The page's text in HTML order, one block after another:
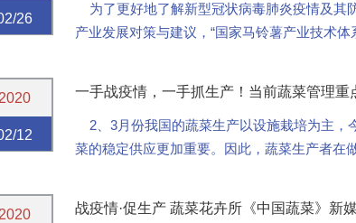
26
为了更好地了解新型冠状病毒肺炎疫情及其
产业发展对策与建议，“国家马铃薯产业技术
2020
12
一手战疫情，一手抓生产！当前蔬菜管理重
2、3月份我国的蔬菜生产以设施栽培为主，
菜的稳定供应更加重要。因此，蔬菜生产者在
2020
战疫情·促生产 蔬菜花卉所《中国蔬菜》新